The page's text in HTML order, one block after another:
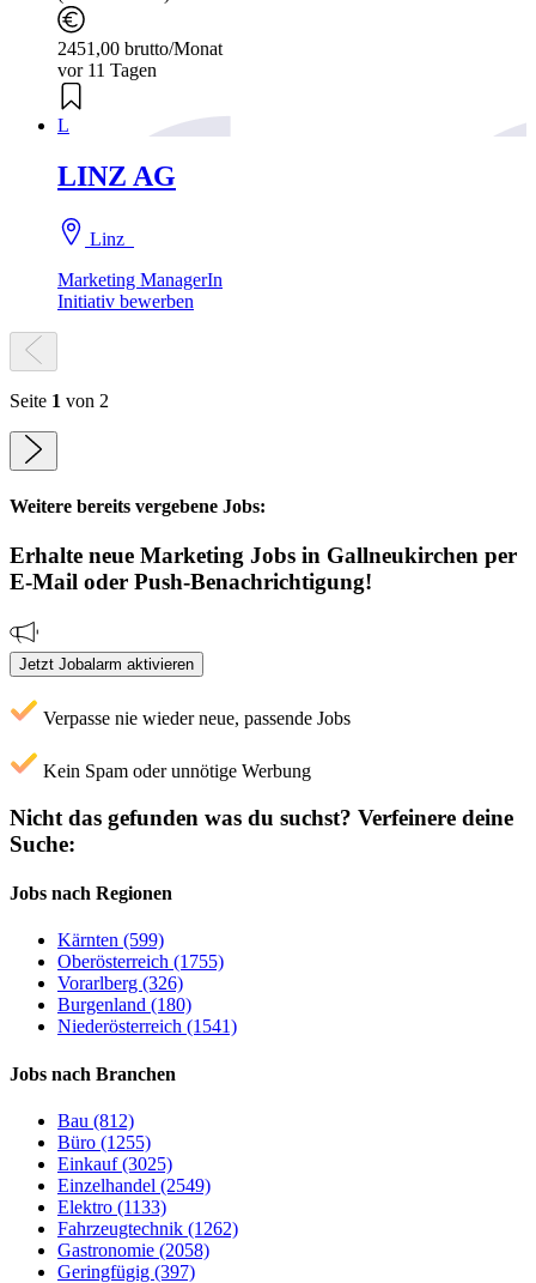
2451,00 brutto/Monat
vor 11 Tagen
L
LINZ AG
Linz
Marketing ManagerIn
Initiativ bewerben
Seite 1 von 2
Weitere bereits vergebene Jobs:
Erhalte neue Marketing Jobs in Gallneukirchen per
E-Mail oder Push-Benachrichtigung!
Jetzt Jobalarm aktivieren
Verpasse nie wieder neue, passende Jobs
Kein Spam oder unnötige Werbung
Nicht das gefunden was du suchst? Verfeinere deine
Suche:
Jobs nach Regionen
Kärnten (599)
Oberösterreich (1755)
Vorarlberg (326)
Burgenland (180)
Niederösterreich (1541)
Jobs nach Branchen
Bau (812)
Büro (1255)
Einkauf (3025)
Einzelhandel (2549)
Elektro (1133)
Fahrzeugtechnik (1262)
Gastronomie (2058)
Geringfügig (397)